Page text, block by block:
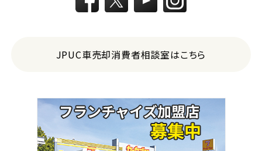
JPUC車売却消費者相談室はこちら